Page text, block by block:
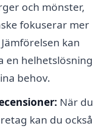
och mönster,
fokuserar mer
kan
en helhetslösning
behov.
När du
kan du också